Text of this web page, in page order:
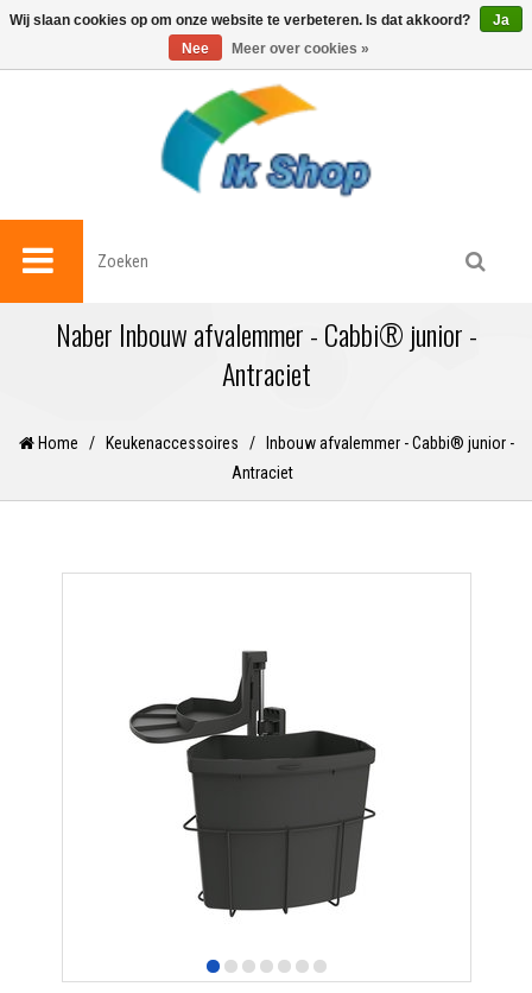
0
Naber Inbouw afvalemmer - Cabbi® junior -
Antraciet
Home / Keukenaccessoires /
Inbouw afvalemmer - Cabbi® junior -
Antraciet
Wij slaan cookies op om onze website te verbeteren. Is dat akkoord?
Ja
Nee
Meer over cookies »